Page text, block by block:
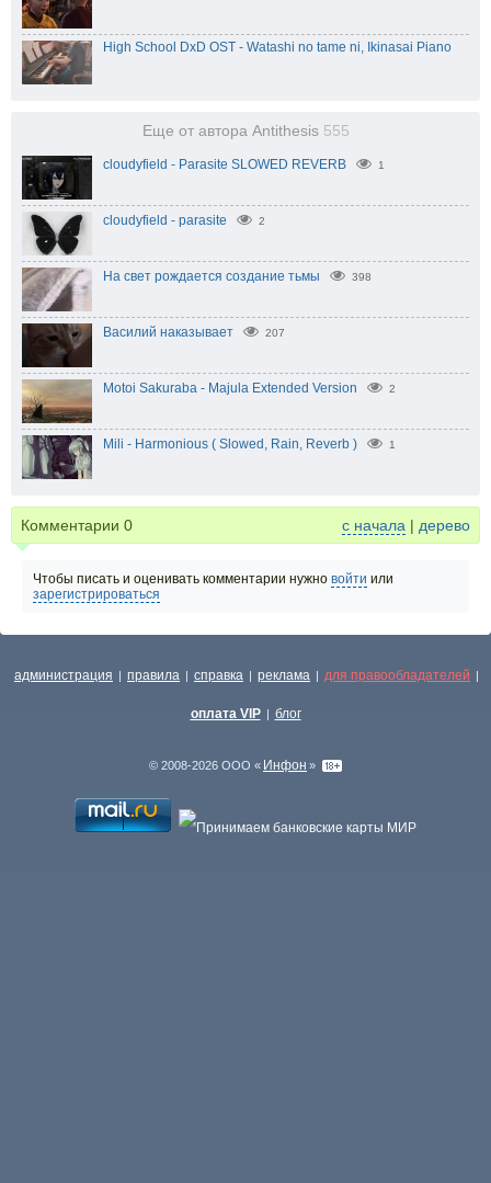
High School DxD OST - Watashi no tame ni, Ikinasai Piano
Еще от автора Antithesis 555
cloudyfield - Parasite SLOWED REVERB 1
cloudyfield - parasite 2
На свет рождается создание тьмы 398
Василий наказывает 207
Motoi Sakuraba - Majula Extended Version 2
Mili - Harmonious ( Slowed, Rain, Reverb ) 1
Комментарии 0 с начала | дерево
Чтобы писать и оценивать комментарии нужно войти или
зарегистрироваться
администрация | правила | справка | реклама | для правообладателей |
оплата VIP | блог
© 2008-2026 ООО « Инфон »